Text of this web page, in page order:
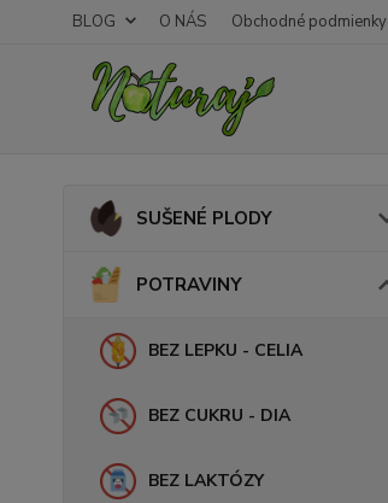
BLOG O NÁS Obchodné podmienky
SUŠENÉ PLODY
POTRAVINY
BEZ LEPKU - CELIA
BEZ CUKRU - DIA
BEZ LAKTÓZY